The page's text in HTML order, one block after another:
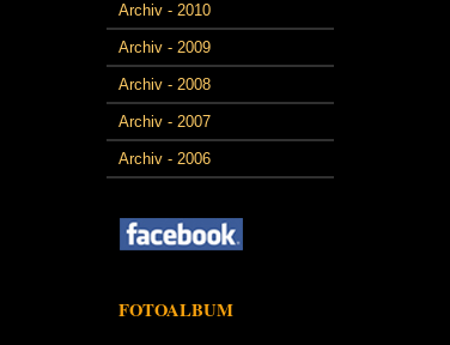
Archiv - 2010
Archiv - 2009
Archiv - 2008
Archiv - 2007
Archiv - 2006
FOTOALBUM